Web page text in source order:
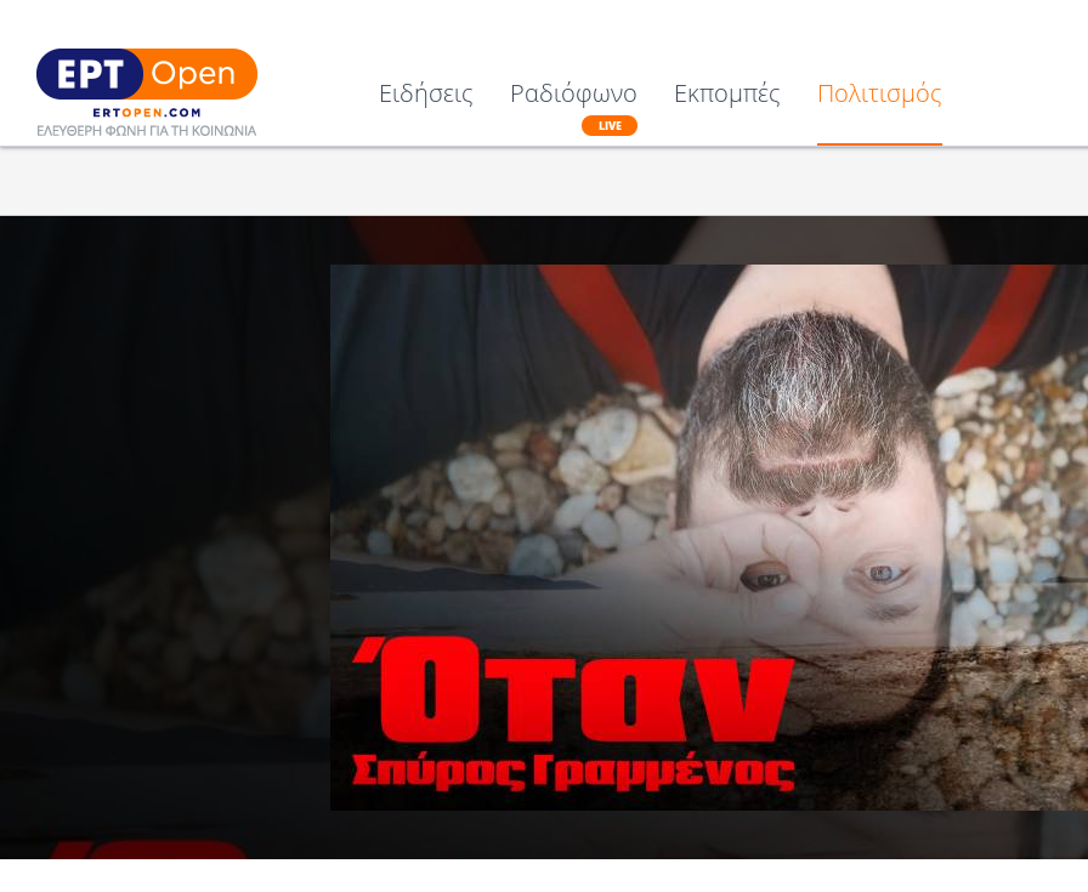
Ειδήσεις Ραδιόφωνο
LIVE
Εκπομπές Πολιτισμός